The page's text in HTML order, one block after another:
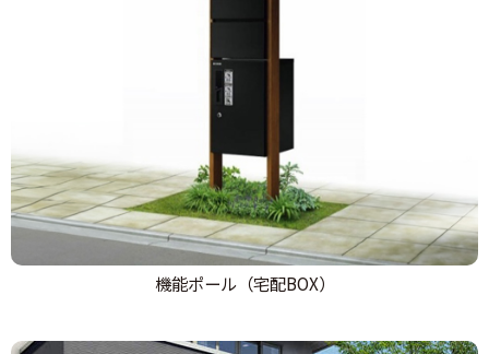
機能ポール（宅配BOX）